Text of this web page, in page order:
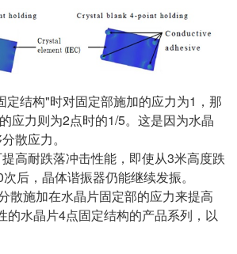
定结构"时对固定部施加的应力为1，那
应力则为2点时的1/5。这是因为水晶
散应力。
高耐跌落冲击性能，即使从3米高度跌
后，晶体谐振器仍能继续发振。
散施加在水晶片固定部的应力来提高
的水晶片4点固定结构的产品系列，以